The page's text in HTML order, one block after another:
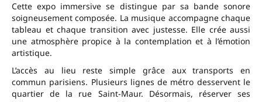
Cette expo immersive se distingue par sa bande sonore
soigneusement composée. La musique accompagne chaque
tableau et chaque transition avec justesse. Elle crée aussi
une atmosphère propice à la contemplation et à l’émotion
artistique.
L’accès au lieu reste simple grâce aux transports en
commun parisiens. Plusieurs lignes de métro desservent le
quartier de la rue Saint-Maur. Désormais, réserver ses